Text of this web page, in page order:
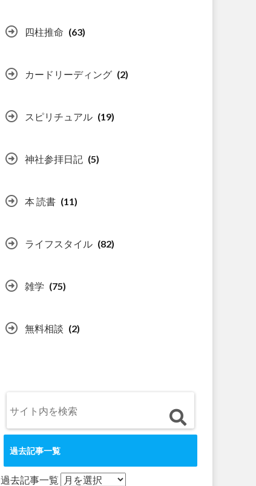
四柱推命 (63)
カードリーディング (2)
スピリチュアル (19)
神社参拝日記 (5)
本 読書 (11)
ライフスタイル (82)
雑学 (75)
無料相談 (2)
過去記事一覧
過去記事一覧